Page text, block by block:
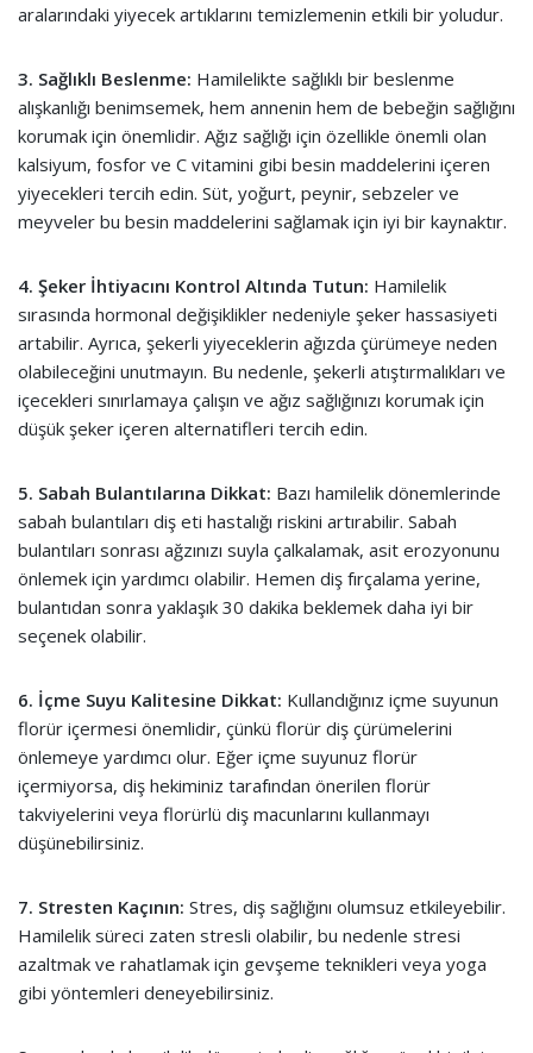
aralarındaki yiyecek artıklarını temizlemenin etkili bir yoludur.
3. Sağlıklı Beslenme: Hamilelikte sağlıklı bir beslenme
alışkanlığı benimsemek, hem annenin hem de bebeğin sağlığını
korumak için önemlidir. Ağız sağlığı için özellikle önemli olan
kalsiyum, fosfor ve C vitamini gibi besin maddelerini içeren
yiyecekleri tercih edin. Süt, yoğurt, peynir, sebzeler ve
meyveler bu besin maddelerini sağlamak için iyi bir kaynaktır.
4. Şeker İhtiyacını Kontrol Altında Tutun: Hamilelik
sırasında hormonal değişiklikler nedeniyle şeker hassasiyeti
artabilir. Ayrıca, şekerli yiyeceklerin ağızda çürümeye neden
olabileceğini unutmayın. Bu nedenle, şekerli atıştırmalıkları ve
içecekleri sınırlamaya çalışın ve ağız sağlığınızı korumak için
düşük şeker içeren alternatifleri tercih edin.
5. Sabah Bulantılarına Dikkat: Bazı hamilelik dönemlerinde
sabah bulantıları diş eti hastalığı riskini artırabilir. Sabah
bulantıları sonrası ağzınızı suyla çalkalamak, asit erozyonunu
önlemek için yardımcı olabilir. Hemen diş fırçalama yerine,
bulantıdan sonra yaklaşık 30 dakika beklemek daha iyi bir
seçenek olabilir.
6. İçme Suyu Kalitesine Dikkat: Kullandığınız içme suyunun
florür içermesi önemlidir, çünkü florür diş çürümelerini
önlemeye yardımcı olur. Eğer içme suyunuz florür
içermiyorsa, diş hekiminiz tarafından önerilen florür
takviyelerini veya florürlü diş macunlarını kullanmayı
düşünebilirsiniz.
7. Stresten Kaçının: Stres, diş sağlığını olumsuz etkileyebilir.
Hamilelik süreci zaten stresli olabilir, bu nedenle stresi
azaltmak ve rahatlamak için gevşeme teknikleri veya yoga
gibi yöntemleri deneyebilirsiniz.